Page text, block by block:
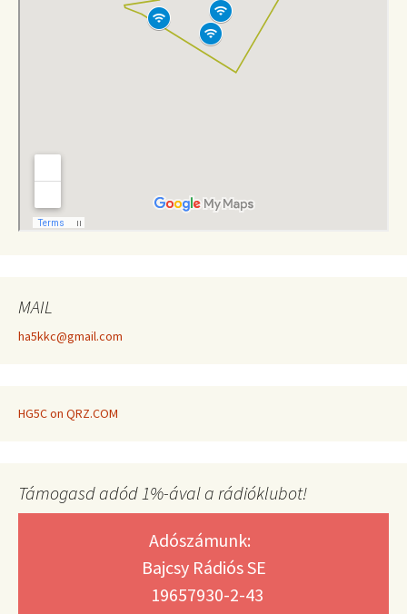
MAIL
ha5kkc@gmail.com
HG5C on QRZ.COM
Támogasd adód 1%-ával a rádióklubot!
Adószámunk:
Bajcsy Rádiós SE
19657930-2-43